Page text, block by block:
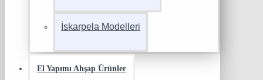
İskarpela Modelleri
El Yapımı Ahşap Ürünler